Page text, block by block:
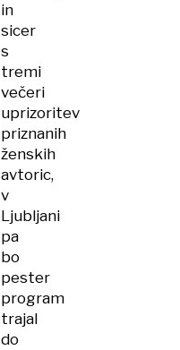
in
sicer
s
tremi
večeri
uprizoritev
priznanih
ženskih
avtoric,
v
Ljubljani
pa
bo
pester
program
trajal
do